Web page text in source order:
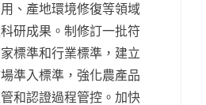
、產地環境修復等領域
研成果。制修訂一批符
標準和行業標準，建立
準入標準，強化農產品
和認證過程管控。加快